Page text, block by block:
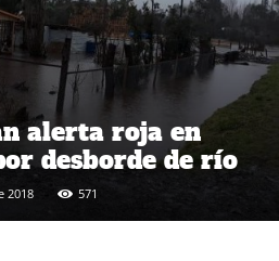
alerta roja en
desborde de río
2018 571